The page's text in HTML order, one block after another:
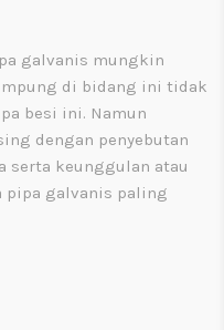
galvanis mungkin
di bidang ini tidak
besi ini. Namun
dengan penyebutan
serta keunggulan atau
pipa galvanis paling